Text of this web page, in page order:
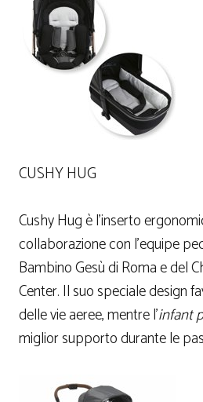
CUSHY HUG
Cushy Hug è l’inserto
collaborazione con l’equipe
Bambino Gesù di Roma e del
Center. Il suo speciale design
delle vie aeree, mentre l’infant
miglior supporto durante le